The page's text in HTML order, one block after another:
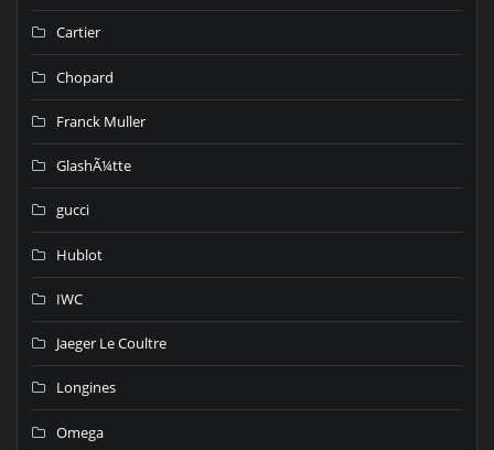
Cartier
Chopard
Franck Muller
GlashÃ¼tte
gucci
Hublot
IWC
Jaeger Le Coultre
Longines
Omega